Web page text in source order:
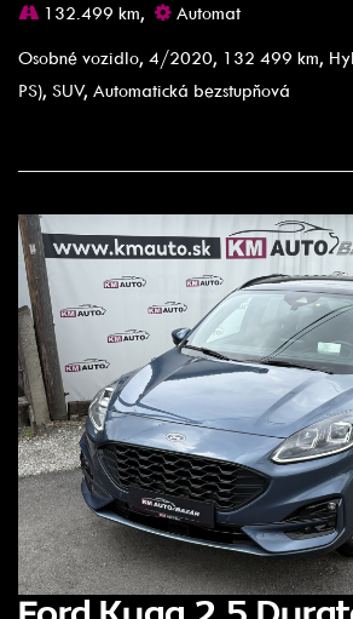
132.499 km,
Automat
Osobné vozidlo, 4/2020, 132 499 km,
PS), SUV, Automatická bezstupňová